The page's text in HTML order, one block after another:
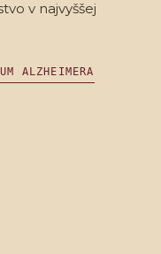
v najvyššej
ALZHEIMERA